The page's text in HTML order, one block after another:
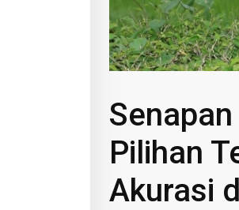
Pilihan
Akurasi